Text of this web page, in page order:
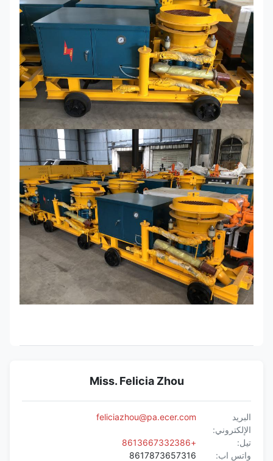
Miss. Felicia Zhou
الإلكتروني:
feliciazhou@pa.ecer.com
واتس اب:
8617873657316